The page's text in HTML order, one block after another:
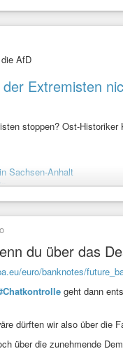
AfD
Extremisten
stoppen? Ost-
Sachsen-Anhalt
#Wladimir
über die AfD: „Glaubt den
stoppen? Ost-
du über das
euro/banknotes/
geht dann
dürften wir also über die
über die zunehmende